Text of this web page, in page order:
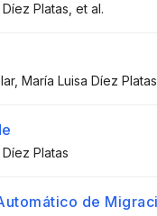
Platas , et al.
, María Luisa Díez Platas
Platas
de